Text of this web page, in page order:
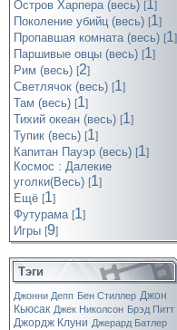
Остров Харпера (весь) [1]
Поколение убийц (весь) [1]
Пропавшая комната (весь) [1]
Паршивые овцы (весь) [1]
Рим (весь) [2]
Светлячок (весь) [1]
Там (весь) [1]
Тихий океан (весь) [1]
Тупик (весь) [1]
Капитан Пауэр (весь) [1]
Космос : Далекие
уголки(Весь) [1]
Ещё [1]
Футурама [1]
Игры [9]
Тэги
Джонни Депп Бен Стиллер Джон
Кьюсак Джек Николсон Брэд Питт
Джордж Клуни Джерард Батлер